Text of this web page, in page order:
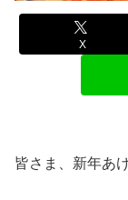
X
皆さま、新年あ